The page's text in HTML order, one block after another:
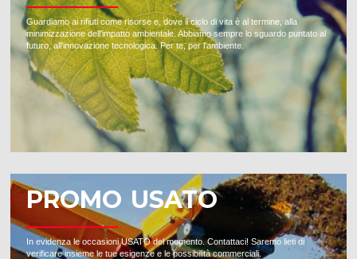
Guardiamo ai rifiuti come risorse e, dove il ciclo di vita è al termine, alla
minimizzazione dell'impatto ambientale. Abbiamo sempre lo sguardo puntato al
futuro, all'innovazione tecnologica. Per te, per l'ambiente.
PROMO USATO
In evidenza le occasioni USATO del momento. Contattaci! Saremo lieti di
verificare insieme le tue esigenze e le possibilità commerciali.